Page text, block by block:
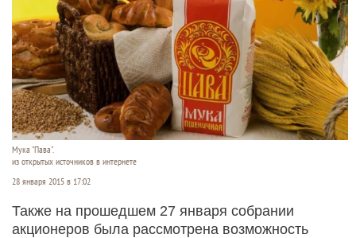
Мука "Пава".
из открытых источников в интернете
28 января 2015 в 17:02
Также на прошедшем 27 января собрании
акционеров была рассмотрена возможность